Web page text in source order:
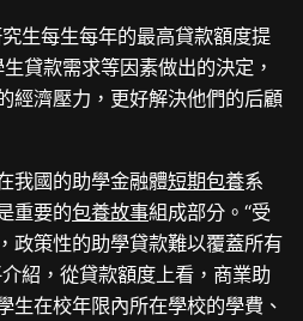
生每生每年的最高貸款額度提
貸款需求等因素做出的決定，
經濟壓力，更好解決他們的后顧
我國的助學金融體短期包養系
重要的包養故事組成部分。“受
政策性的助學貸款難以覆蓋所有
紹，從貸款額度上看，商業助
生在校年限內所在學校的學費、